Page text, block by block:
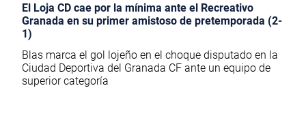
El Loja CD cae por la mínima ante el Recreativo
Granada en su primer amistoso de pretemporada (2-
1)
Blas marca el gol lojeño en el choque disputado en la
Ciudad Deportiva del Granada CF ante un equipo de
superior categoría